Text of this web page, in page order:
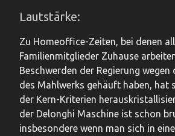
Lautstärke:
Zu Homeoffice-Zeiten, bei denen
Familienmitglieder Zuhause
Beschwerden der Regierung
des Mahlwerks gehäuft haben, hat
der Kern-Kriterien
der Delonghi Maschine ist schon
insbesondere wenn man sich in